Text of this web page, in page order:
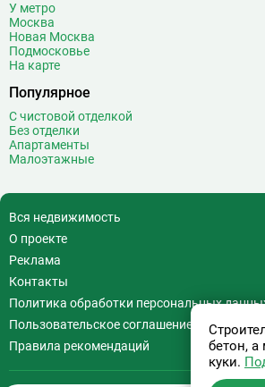
У метро
Москва
Новая Москва
Подмосковье
На карте
Популярное
С чистовой отделкой
Без отделки
Апартаменты
Малоэтажные
Вся недвижимость
О проекте
Реклама
Контакты
Политика обработки персональных
Пользовательское соглашение
Правила рекомендаций
бетон,
куки.